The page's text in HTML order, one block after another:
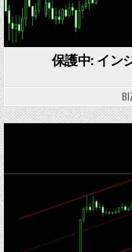
保護中: イン
in